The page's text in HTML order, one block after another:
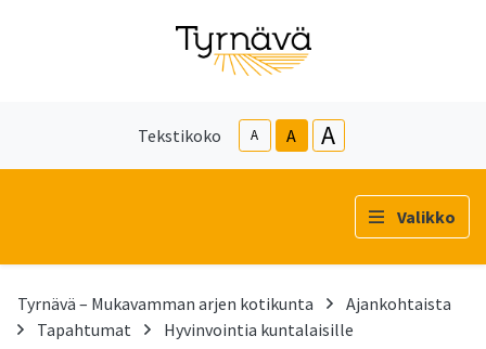
Tekstikoko A A A
Valikko
Tyrnävä – Mukavamman arjen kotikunta
Ajankohtaista
Tapahtumat
Hyvinvointia kuntalaisille